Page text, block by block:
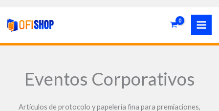
Eventos Corporativos
Artículos de protocolo y papelería fina para premiaciones,
e
e